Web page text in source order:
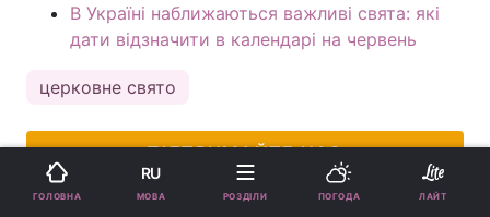
В Україні наближаються важливі свята: які
дати відзначити в календарі на червень
церковне свято
ПІДТРИМАЙТЕ НАС
ГОЛОВНА
RU
МОВА РОЗДІЛИ ПОГОДА ЛАЙТ